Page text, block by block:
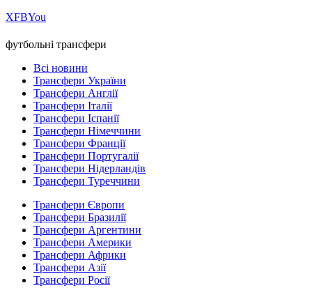
ХFBYou
футбольні трансфери
Всі новини
Трансфери України
Трансфери Англії
Трансфери Італії
Трансфери Іспанії
Трансфери Німеччини
Трансфери Франції
Трансфери Португалії
Трансфери Нідерландів
Трансфери Туреччини
Трансфери Європи
Трансфери Бразилії
Трансфери Аргентини
Трансфери Америки
Трансфери Африки
Трансфери Азії
Трансфери Росії